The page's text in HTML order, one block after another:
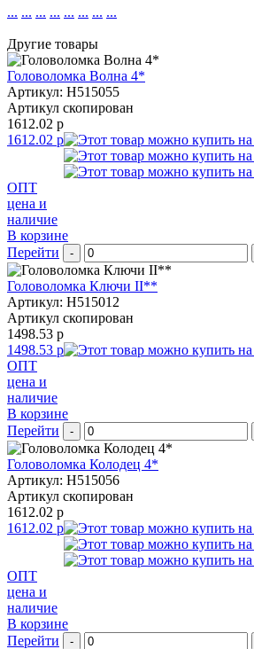
... ... ... ... ... ... ... ...
Другие товары
Головоломка Волна 4*
Артикул: H515055
Артикул скопирован
1612.02 р
1612.02 р
ОПТ
цена и
наличие
В корзине
Перейти
-
Головоломка Ключи II**
Артикул: H515012
Артикул скопирован
1498.53 р
1498.53 р
ОПТ
цена и
наличие
В корзине
Перейти
-
Головоломка Колодец 4*
Артикул: H515056
Артикул скопирован
1612.02 р
1612.02 р
ОПТ
цена и
наличие
В корзине
Перейти
-